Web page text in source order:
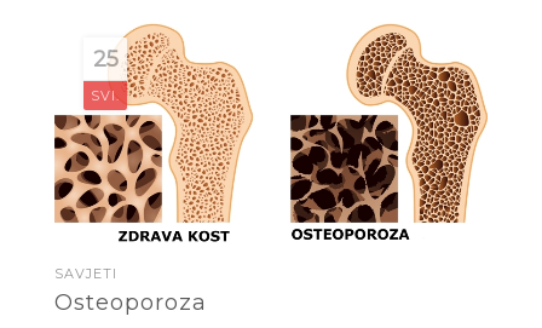
25
SVI.
SAVJETI
Osteoporoza